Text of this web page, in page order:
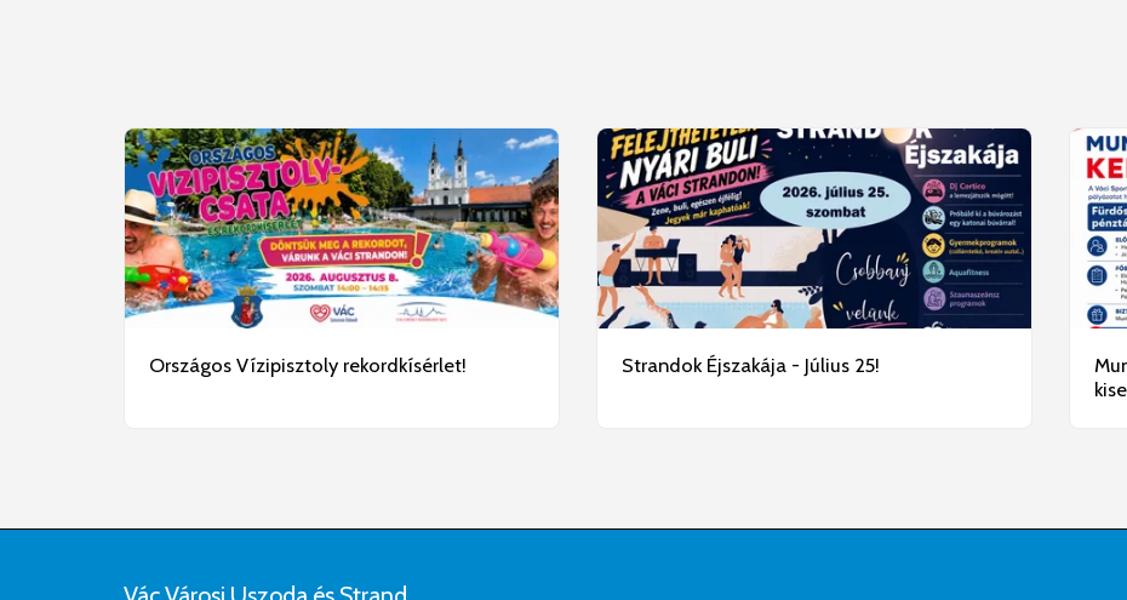
Országos Vízipisztoly rekordkísérlet! Strandok Éjszakája - Július 25!